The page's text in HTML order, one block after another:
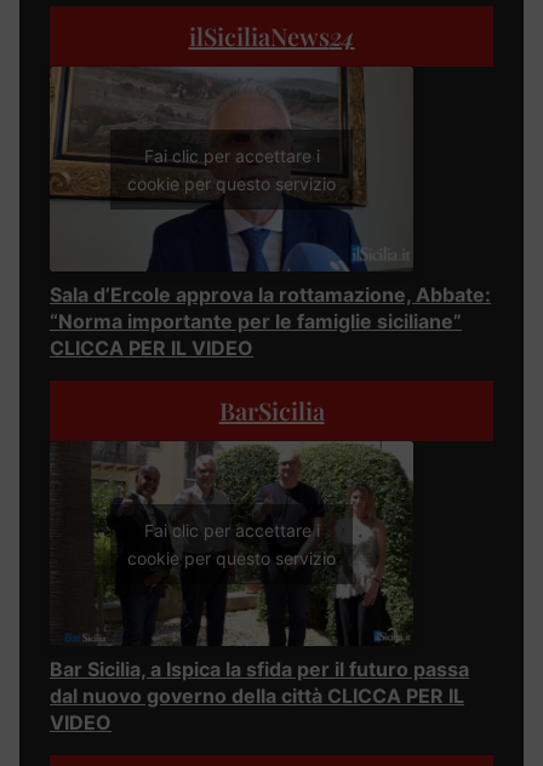
ilSiciliaNews24
Fai clic per accettare i
cookie per questo servizio
Sala d’Ercole approva la rottamazione, Abbate:
“Norma importante per le famiglie siciliane”
CLICCA PER IL VIDEO
BarSicilia
Fai clic per accettare i
cookie per questo servizio
Bar Sicilia, a Ispica la sfida per il futuro passa
dal nuovo governo della città CLICCA PER IL
VIDEO